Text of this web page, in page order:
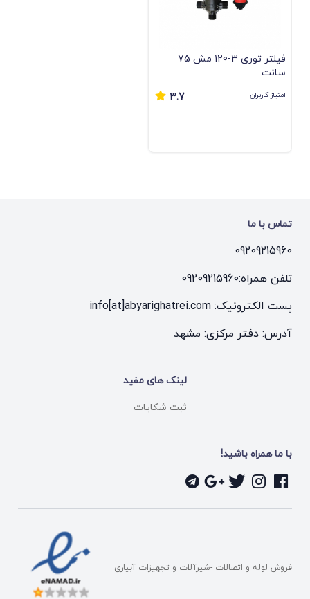
فیلتر توری 3-120 مش 75
سانت
امتیاز کاربران 3.7
تماس با ما
09209215960
تلفن همراه:09209215960
پست الکترونیک: info[at]abyarighatrei.com
آدرس: دفتر مرکزی: مشهد
لینک های مفید
ثبت شکایات
با ما همراه باشید!
فروش لوله و اتصالات -شیرآلات و تجهیزات آبیاری